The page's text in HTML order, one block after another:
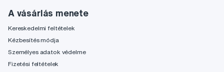
A vásárlás menete
Kereskedelmi feltételek
Kézbesítés módja
Személyes adatok védelme
Fizetési feltételek